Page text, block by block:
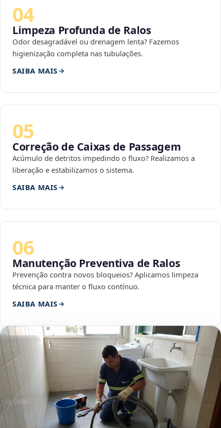
04
Limpeza Profunda de Ralos
Odor desagradável ou drenagem lenta? Fazemos
higienização completa nas tubulações.
SAIBA MAIS
05
Correção de Caixas de Passagem
Acúmulo de detritos impedindo o fluxo? Realizamos a
liberação e estabilizamos o sistema.
SAIBA MAIS
06
Manutenção Preventiva de Ralos
Prevenção contra novos bloqueios? Aplicamos limpeza
técnica para manter o fluxo contínuo.
SAIBA MAIS